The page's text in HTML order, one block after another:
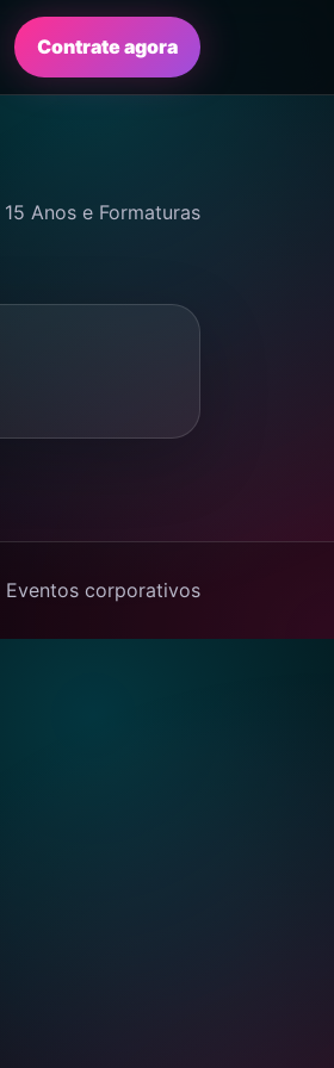
Contrate agora
Anos e Formaturas
Eventos corporativos